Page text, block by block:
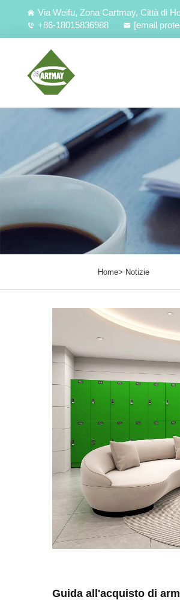
Via Weifu, Zona Cartmay, Città di
+86-18015836988
[email
Home> Notizie
Guida all'acquisto di